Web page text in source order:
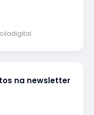
na newsletter